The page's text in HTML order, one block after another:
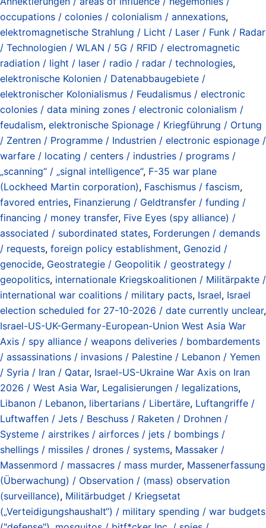
occupations / colonies / colonialism / annexations,
elektromagnetische Strahlung / Licht / Laser / Funk / Radar
/ Technologien / WLAN / 5G / RFID / electromagnetic
radiation / light / laser / radio / radar / technologies,
elektronische Kolonien / Datenabbaugebiete /
elektronischer Kolonialismus / Feudalismus / electronic
colonies / data mining zones / electronic colonialism /
feudalism, elektronische Spionage / Kriegführung / Ortung
/ Zentren / Programme / Industrien / electronic espionage /
warfare / locating / centers / industries / programs /
„scanning“ / „signal intelligence“, F-35 war plane
(Lockheed Martin corporation), Faschismus / fascism,
favored entries, Finanzierung / Geldtransfer / funding /
financing / money transfer, Five Eyes (spy alliance) /
associated / subordinated states, Forderungen / demands
/ requests, foreign policy establishment, Genozid /
genocide, Geostrategie / Geopolitik / geostrategy /
geopolitics, internationale Kriegskoalitionen / Militärpakte /
international war coalitions / military pacts, Israel, Israel
election scheduled for 27-10-2026 / date currently unclear,
Israel-US-UK-Germany-European-Union West Asia War
Axis / spy alliance / weapons deliveries / bombardements
/ assassinations / invasions / Palestine / Lebanon / Yemen
/ Syria / Iran / Qatar, Israel-US-Ukraine War Axis on Iran
2026 / West Asia War, Legalisierungen / legalizations,
Libanon / Lebanon, libertarians / Libertäre, Luftangriffe /
Luftwaffen / Jets / Beschuss / Raketen / Drohnen /
Systeme / airstrikes / airforces / jets / bombings /
shellings / missiles / drones / systems, Massaker /
Massenmord / massacres / mass murder, Massenerfassung
(Überwachung) / Observation / (mass) observation
(surveillance), Militärbudget / Kriegsetat
(„Verteidigungshaushalt“) / military spending / war budgets